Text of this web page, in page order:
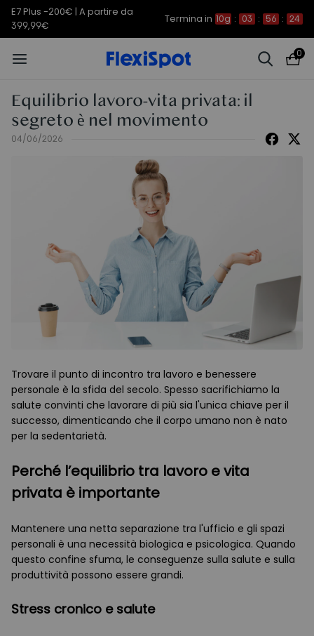
E7 Plus -200€ | A partire da
399,99€
Termina in 10g : 03 : 56 : 23
0
Equilibrio lavoro-vita privata: il
segreto è nel movimento
04/06/2026
Trovare il punto di incontro tra lavoro e benessere
personale è la sfida del secolo. Spesso sacrifichiamo la
salute convinti che lavorare di più sia l'unica chiave per il
successo, dimenticando che il corpo umano non è nato
per la sedentarietà.
Perché l’equilibrio tra lavoro e vita
privata è importante
Mantenere una netta separazione tra l'ufficio e gli spazi
personali è una necessità biologica e psicologica. Quando
questo confine sfuma, le conseguenze sulla salute e sulla
produttività possono essere grandi.
Stress cronico e salute